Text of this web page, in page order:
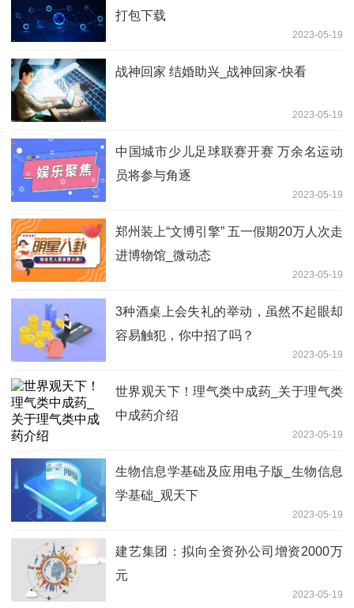
打包下载
2023-05-19
战神回家 结婚助兴_战神回家-快看
2023-05-19
中国城市少儿足球联赛开赛 万余名运动
员将参与角逐
2023-05-19
郑州装上“文博引擎” 五一假期20万人次走
进博物馆_微动态
2023-05-19
3种酒桌上会失礼的举动，虽然不起眼却
容易触犯，你中招了吗？
2023-05-19
世界观天下！理气类中成药_关于理气类
中成药介绍
2023-05-19
生物信息学基础及应用电子版_生物信息
学基础_观天下
2023-05-19
建艺集团：拟向全资孙公司增资2000万
元
2023-05-19